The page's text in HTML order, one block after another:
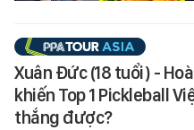
Xuân Đức (18 tuổi) -
khiến Top 1 Pickleball
thắng được?